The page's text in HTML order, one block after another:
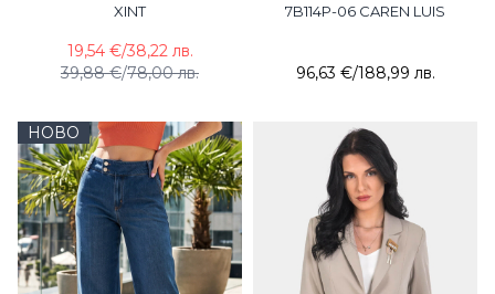
XINT
39,88 €/78,00 лв.
19,54 €/38,22 лв.
7B114P-06 CAREN LUIS
96,63 €/188,99 лв.
НОВО